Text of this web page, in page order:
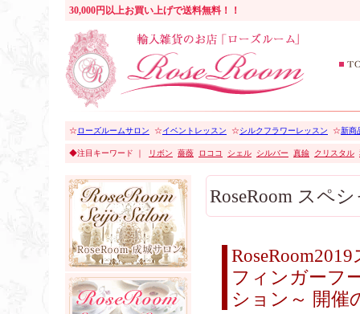
30,000円以上お買い上げで送料無料！！
☆ローズルームサロン ☆イベントレッスン ☆シルクフラワーレッスン ☆新商
◆注目キーワード ｜ リボン 薔薇 ロココ シェル シルバー 真鍮 クリスタル
RoseRoom スペ
フィンガーフ
ション～ 開催